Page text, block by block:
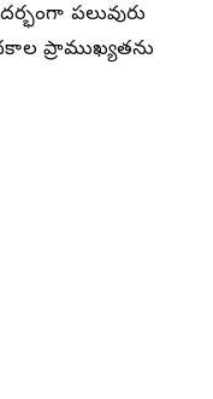
పలువురు
ప్రాముఖ్యతను